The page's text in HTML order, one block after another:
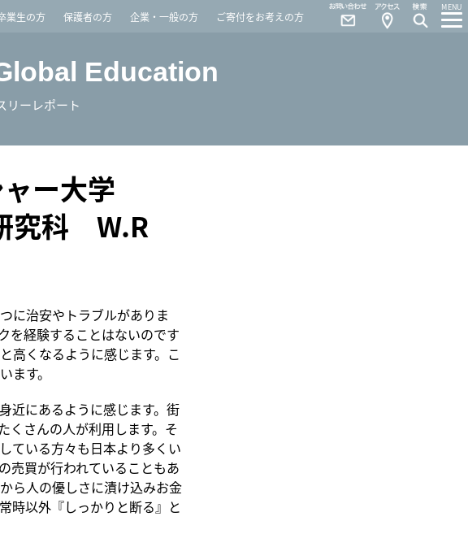
業生の方 保護者の方 企業・一般の方 ご寄付をお考えの方
MENU
Access
Contact
Education
リーレポート
ー大学
究科 W.R
に治安やトラブルがありま
を経験することはないのです
高くなるように感じます。こ
ます。
近にあるように感じます。街
くさんの人が利用します。そ
ている方々も日本より多くい
売買が行われていることもあ
ら人の優しさに漬け込みお金
時以外『しっかりと断る』と